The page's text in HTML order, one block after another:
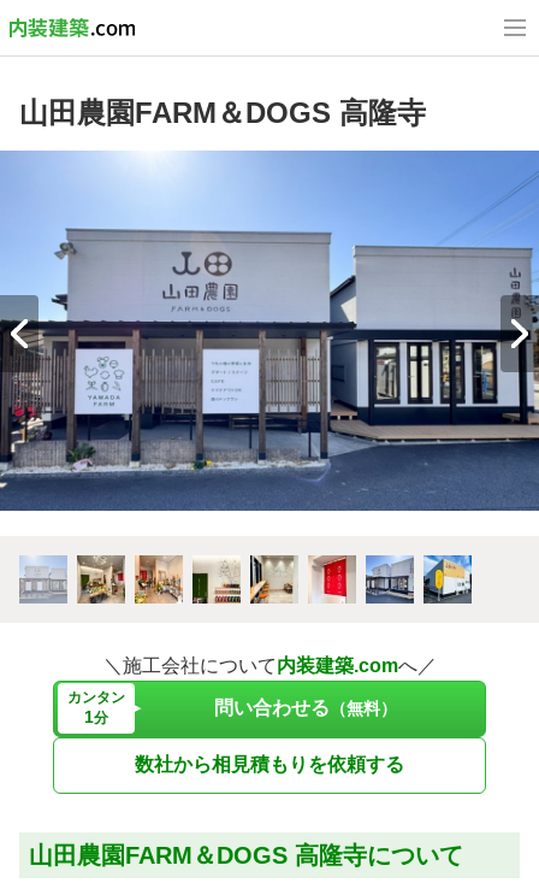
山田農園FARM＆DOGS 高隆寺
＼施工会社について内装建築.comへ／
カンタン
1分 問い合わせる （無料）
数社から相見積もりを依頼する
山田農園FARM＆DOGS 高隆寺について